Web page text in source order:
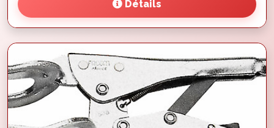
Détails